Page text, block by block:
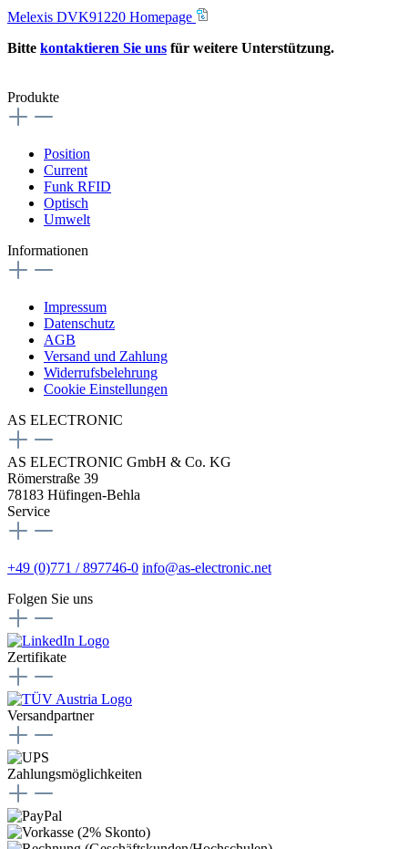
Melexis DVK91220 Homepage
Bitte kontaktieren Sie uns für weitere Unterstützung.
Produkte
Position
Current
Funk RFID
Optisch
Umwelt
Informationen
Impressum
Datenschutz
AGB
Versand und Zahlung
Widerrufsbelehrung
Cookie Einstellungen
AS ELECTRONIC
AS ELECTRONIC GmbH & Co. KG
Römerstraße 39
78183 Hüfingen-Behla
Service
+49 (0)771 / 897746-0 info@as-electronic.net
Folgen Sie uns
Zertifikate
Versandpartner
Zahlungsmöglichkeiten